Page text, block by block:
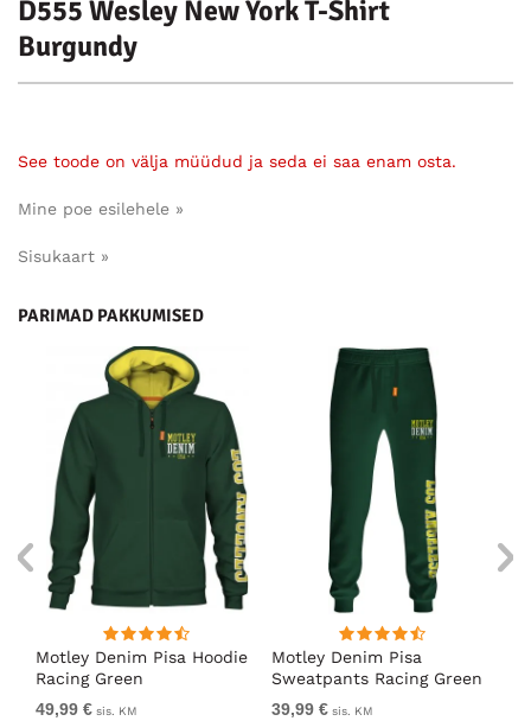
D555 Wesley New York T-Shirt
Burgundy
See toode on välja müüdud ja seda ei saa enam osta.
Mine poe esilehele »
Sisukaart »
PARIMAD PAKKUMISED
Motley Denim Pisa Hoodie
Racing Green
49,99 € sis. KM
Motley Denim Pisa
Sweatpants Racing Green
39,99 € sis. KM